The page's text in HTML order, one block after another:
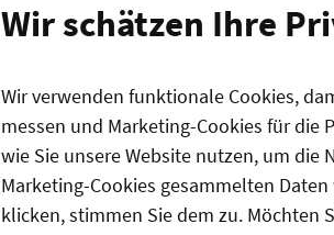
Wir schätzen Ihre
Wir verwenden funktionale Cookies,
messen und Marketing-Cookies für die
wie Sie unsere Website nutzen, um die
Marketing-Cookies gesammelten
klicken, stimmen Sie dem zu. Möchten
zum Download. In
Unternehmern
Weggangs als
Arbeitsabläufe und
zu dokumentieren.
oder der besondere
sogenannte implizite